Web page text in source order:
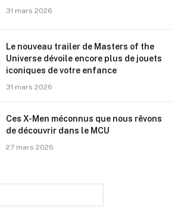
31 mars 2026
Le nouveau trailer de Masters of the
Universe dévoile encore plus de jouets
iconiques de votre enfance
31 mars 2026
Ces X-Men méconnus que nous rêvons
de découvrir dans le MCU
27 mars 2026